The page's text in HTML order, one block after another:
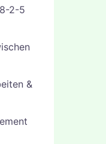
2-5
&